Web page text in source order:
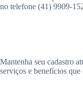
no telefone (41) 9909-
Mantenha seu cadastro
serviços e benefícios